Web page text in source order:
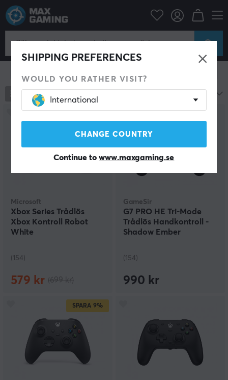
SHIPPING PREFERENCES
WOULD YOU RATHER VISIT?
International
CHANGE COUNTRY
Continue towww.maxgaming.se
Konsol Handkontroll
Handkontroller till Xbox Series
Microsoft
Xbox Series Trådlös
Xbox Kontroll Robot
White
(154)
579 kr
GameSir
G7 PRO HE Tri-Mode
Trådlös Handkontroll -
Shadow Ember
(154)
990 kr
SPARA 9%